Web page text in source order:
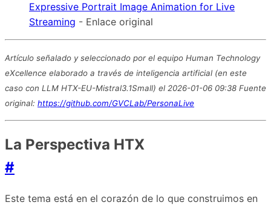
Expressive Portrait Image Animation for Live
Streaming - Enlace original
Artículo señalado y seleccionado por el equipo Human Technology
eXcellence elaborado a través de inteligencia artificial (en este
caso con LLM HTX-EU-Mistral3.1Small) el 2026-01-06 09:38 Fuente
original: https://github.com/GVCLab/PersonaLive
La Perspectiva HTX
#
Este tema está en el corazón de lo que construimos en